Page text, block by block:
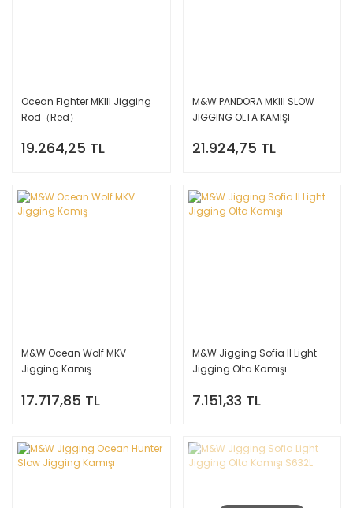
Ocean Fighter MKIII Jigging
Rod（Red）
19.264,25 TL
M&W PANDORA MKIII SLOW
JIGGING OLTA KAMIŞI
21.924,75 TL
M&W Ocean Wolf MKV
Jigging Kamış
17.717,85 TL
M&W Jigging Sofia II Light
Jigging Olta Kamışı
7.151,33 TL